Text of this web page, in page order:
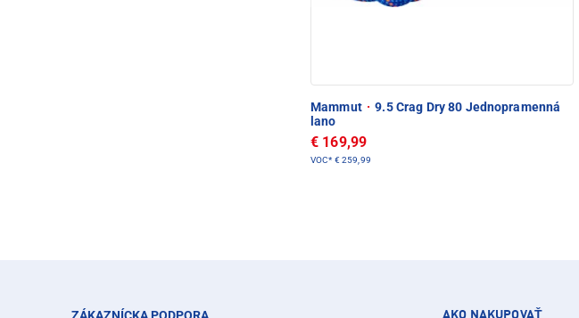
Mammut · 9.5 Crag Dry 80 Jednopramenná
lano
€ 169,99
VOC* € 259,99